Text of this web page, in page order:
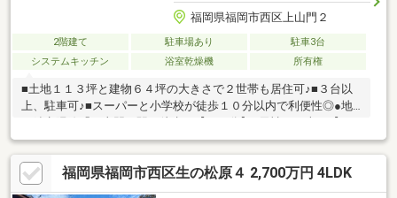
福岡県福岡市西区上山門２
2階建て 駐車場あり
駐車3台
システムキッチン
浴室乾燥機 所有権
■土地１１３坪と建物６４坪の大きさで２世帯も居住可♪■３台以
上、駐車可♪■スーパーと小学校が徒歩１０分以内で利便性◎●地
下鉄七隈線「下山門」駅 徒歩で【１９分】●天神まで車で【１
６分】博多まで車で【１８分】●スーパー【マルキョウ 下山門
店】徒歩で【９分】●※【城原小学校】 ※【西陵中学校】●借入金
額【４９９０万円】金利【０．９７５％】返済期間【３５年】※
月々返済【１４０，２７９円】返済期間【５０年】※月々返済
福岡県福岡市西区生の松原４ 2,700万円 4LDK